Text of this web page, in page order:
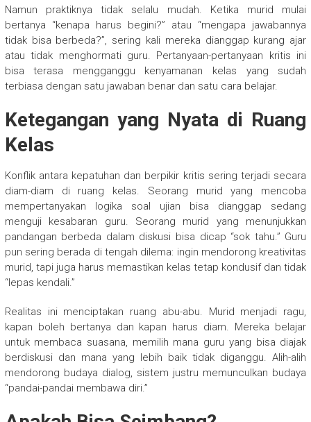
Namun praktiknya tidak selalu mudah. Ketika murid mulai
bertanya “kenapa harus begini?” atau “mengapa jawabannya
tidak bisa berbeda?”, sering kali mereka dianggap kurang ajar
atau tidak menghormati guru. Pertanyaan-pertanyaan kritis ini
bisa terasa mengganggu kenyamanan kelas yang sudah
terbiasa dengan satu jawaban benar dan satu cara belajar.
Ketegangan yang Nyata di Ruang
Kelas
Konflik antara kepatuhan dan berpikir kritis sering terjadi secara
diam-diam di ruang kelas. Seorang murid yang mencoba
mempertanyakan logika soal ujian bisa dianggap sedang
menguji kesabaran guru. Seorang murid yang menunjukkan
pandangan berbeda dalam diskusi bisa dicap “sok tahu.” Guru
pun sering berada di tengah dilema: ingin mendorong kreativitas
murid, tapi juga harus memastikan kelas tetap kondusif dan tidak
“lepas kendali.”
Realitas ini menciptakan ruang abu-abu. Murid menjadi ragu,
kapan boleh bertanya dan kapan harus diam. Mereka belajar
untuk membaca suasana, memilih mana guru yang bisa diajak
berdiskusi dan mana yang lebih baik tidak diganggu. Alih-alih
mendorong budaya dialog, sistem justru memunculkan budaya
“pandai-pandai membawa diri.”